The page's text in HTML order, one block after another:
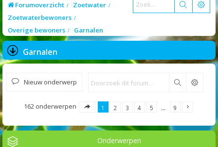
Forumoverzicht
Zoetwater
Zoetwaterbewoners
Overige bewoners
Garnalen
Garnalen
Nieuw onderwerp Zoek
162 onderwerpen 1 2 3 4 5 … 9
Onderwerpen